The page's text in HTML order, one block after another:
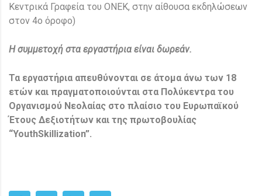
Κεντρικά Γραφεία του ΟΝΕΚ, στην αίθουσα εκδηλώσεων
στον 4ο όροφο)
Hσυμμετοχή στα εργαστήρια είναι δωρεάν.
Τα εργαστήρια απευθύνονται σε άτομα άνω των 18
ετών και πραγματοποιούνται στα Πολύκεντρα του
Οργανισμού Νεολαίας στο πλαίσιο του Ευρωπαϊκού
Έτους Δεξιοτήτων και της πρωτοβουλίας
“YouthSkillization”.